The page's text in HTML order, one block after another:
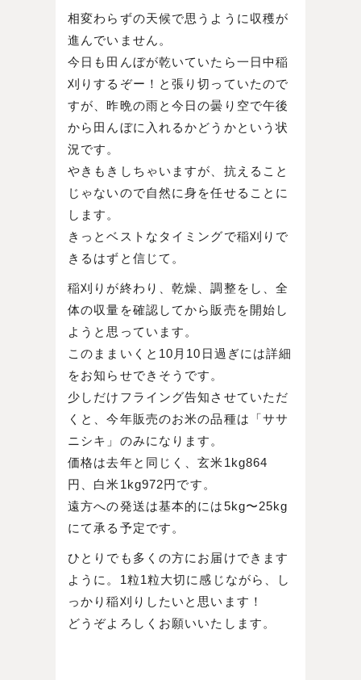
相変わらずの天候で思うように収穫が
進んでいません。
今日も田んぼが乾いていたら一日中稲
刈りするぞー！と張り切っていたので
すが、昨晩の雨と今日の曇り空で午後
から田んぼに入れるかどうかという状
況です。
やきもきしちゃいますが、抗えること
じゃないので自然に身を任せることに
します。
きっとベストなタイミングで稲刈りで
きるはずと信じて。
稲刈りが終わり、乾燥、調整をし、全
体の収量を確認してから販売を開始し
ようと思っています。
このままいくと10月10日過ぎには詳細
をお知らせできそうです。
少しだけフライング告知させていただ
くと、今年販売のお米の品種は「ササ
ニシキ」のみになります。
価格は去年と同じく、玄米1kg864
円、白米1kg972円です。
遠方への発送は基本的には5kg〜25kg
にて承る予定です。
ひとりでも多くの方にお届けできます
ように。1粒1粒大切に感じながら、し
っかり稲刈りしたいと思います！
どうぞよろしくお願いいたします。